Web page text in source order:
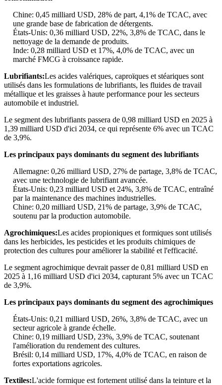
Chine: 0,45 milliard USD, 28% de part, 4,1% de TCAC, avec
une grande base de fabrication de détergents.
États-Unis: 0,36 milliard USD, 22%, 3,8% de TCAC, dans le
nettoyage de la demande de produits.
Inde: 0,28 milliard USD et 17%, 4,0% de TCAC, avec un
marché FMCG à croissance rapide.
Lubrifiants:Les acides valériques, caproïques et stéariques sont
utilisés dans les formulations de lubrifiants, les fluides de travail
métallique et les graisses à haute performance pour les secteurs
automobile et industriel.
Le segment des lubrifiants passera de 0,98 milliard USD en 2025 à
1,39 milliard USD d'ici 2034, ce qui représente 6% avec un TCAC
de 3,9%.
Les principaux pays dominants du segment des lubrifiants
Allemagne: 0,26 milliard USD, 27% de partage, 3,8% de TCAC,
avec une technologie de lubrifiant avancée.
États-Unis: 0,23 milliard USD et 24%, 3,8% de TCAC, entraîné
par la maintenance des machines industrielles.
Chine: 0,20 milliard USD, 21% de partage, 3,9% de TCAC,
soutenu par la production automobile.
Agrochimiques:Les acides propioniques et formiques sont utilisés
dans les herbicides, les pesticides et les produits chimiques de
protection des cultures pour améliorer la stabilité et l'efficacité.
Le segment agrochimique devrait passer de 0,81 milliard USD en
2025 à 1,16 milliard USD d'ici 2034, capturant 5% avec un TCAC
de 3,9%.
Les principaux pays dominants du segment des agrochimiques
États-Unis: 0,21 milliard USD, 26%, 3,8% de TCAC, avec un
secteur agricole à grande échelle.
Chine: 0,19 milliard USD, 23%, 3,9% de TCAC, soutenant
l'amélioration du rendement des cultures.
Brésil: 0,14 milliard USD, 17%, 4,0% de TCAC, en raison de
fortes exportations agricoles.
Textiles:L'acide formique est fortement utilisé dans la teinture et la